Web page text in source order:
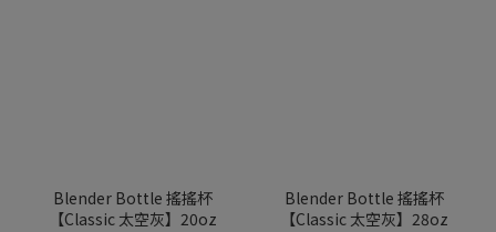
Blender Bottle 搖搖杯
【Classic 太空灰】20oz
Blender Bottle 搖搖杯
【Classic 太空灰】28oz